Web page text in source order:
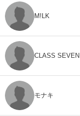
M!LK
CLASS SEVEN
モナキ